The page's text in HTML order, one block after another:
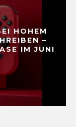
HOHEM
–
IM JUNI